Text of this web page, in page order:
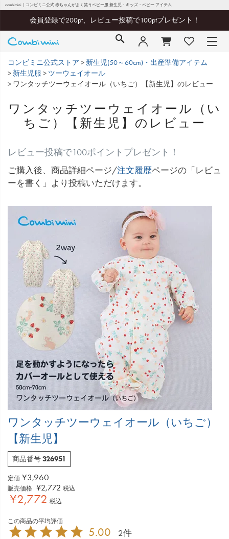
combimini｜コンビミニ公式 赤ちゃんがよく笑うベビー服 新生児・キッズ・ベビー アイテム
会員登録で200pt、レビュー投稿で100ptプレゼント！
コンビミニ公式ストア
新生児(50～60cm)・出産準備アイテム
新生児服
ツーウェイオール
ワンタッチツーウェイオール（いちご）【新生児】のレビュー
ワンタッチツーウェイオール（い
ちご）【新生児】のレビュー
レビュー投稿で100ポイントプレゼント！
ご購入後、商品詳細ページ/注文履歴ページの「レビュ
ーを書く」より投稿いただけます。
ワンタッチツーウェイオール（いちご）
【新生児】
商品番号326951
定価 ¥3,960
販売価格 ¥2,772 税込
¥2,772 税込
5.00 2